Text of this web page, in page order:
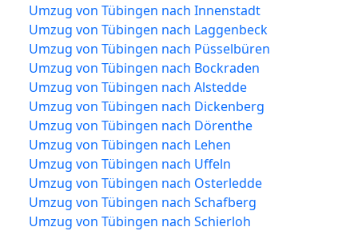
Umzug von Tübingen nach Innenstadt
Umzug von Tübingen nach Laggenbeck
Umzug von Tübingen nach Püsselbüren
Umzug von Tübingen nach Bockraden
Umzug von Tübingen nach Alstedde
Umzug von Tübingen nach Dickenberg
Umzug von Tübingen nach Dörenthe
Umzug von Tübingen nach Lehen
Umzug von Tübingen nach Uffeln
Umzug von Tübingen nach Osterledde
Umzug von Tübingen nach Schafberg
Umzug von Tübingen nach Schierloh